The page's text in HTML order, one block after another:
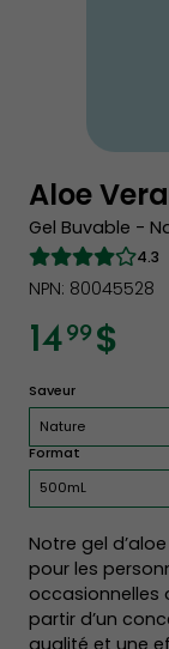
Aloe Vera
Gel Buvable -
4.3
NPN: 80045528
14 99 $
Saveur
Nature
Format
500mL
Notre gel
pour les
occasionnelles
partir d’un
qualité et une